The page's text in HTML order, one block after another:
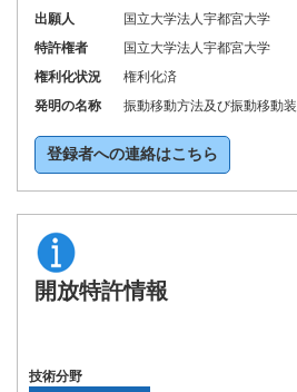
出願人
国立大学法人宇都宮大学
特許権者
国立大学法人宇都宮大学
権利化状況
権利化済
発明の名称
振動移動方法及び振動移動
登録者への連絡はこちら
開放特許情報
技術分野